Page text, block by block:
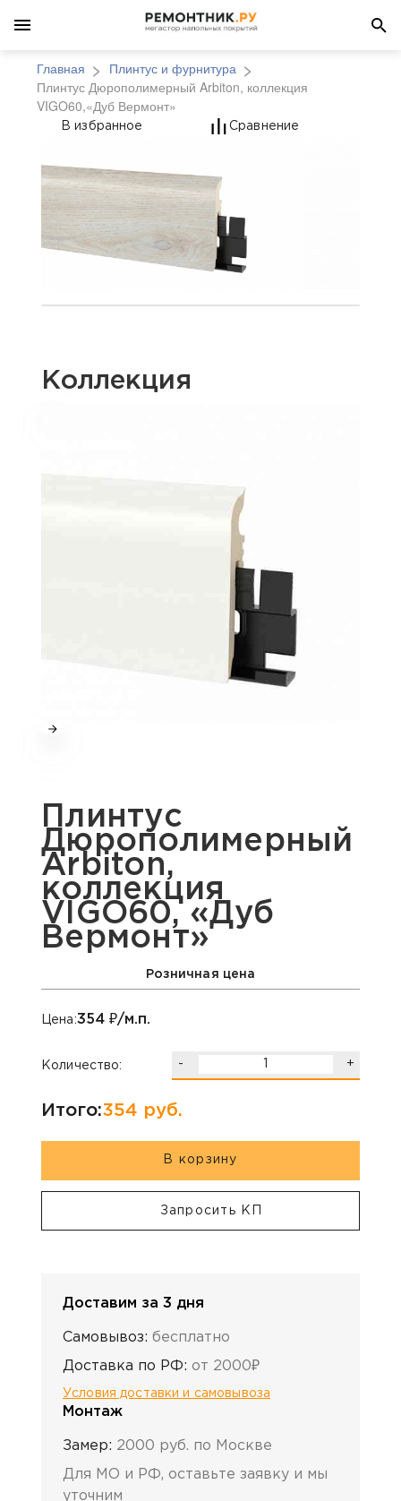
Главная
Плинтус и фурнитура
Плинтус Дюрополимерный Arbiton, коллекция
VIGO60,«Дуб Вермонт»
Плинтус
В избранное Сравнение
Коллекция
Плинтус
Дюрополимерный
Arbiton,
коллекция
VIGO60, «Дуб
Вермонт»
Розничная цена
Цена:354 ₽/м.п.
Количество: - +
Итого:354 руб.
В корзину
Запросить КП
Доставим за 3 дня
Самовывоз: бесплатно
Доставка по РФ: от 2000₽
Условия доставки и самовывоза
Монтаж
Замер: 2000 руб. по Москве
Для МО и РФ, оставьте заявку и мы
уточним